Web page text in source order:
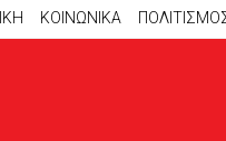
ΚΟΙΝΩΝΙΚΑ